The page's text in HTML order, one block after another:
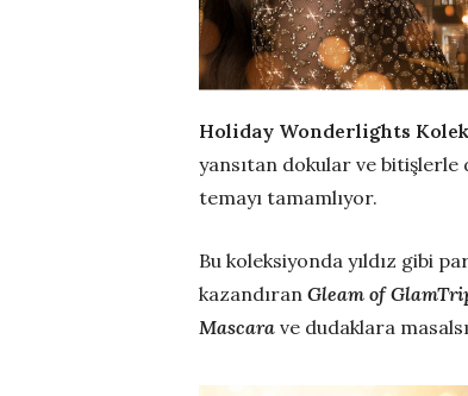
Holiday Wonderlights
yansıtan dokular ve bitişlerle
temayı tamamlıyor.
Bu koleksiyonda yıldız gibi
kazandıran Gleam of Glam
Mascara ve dudaklara